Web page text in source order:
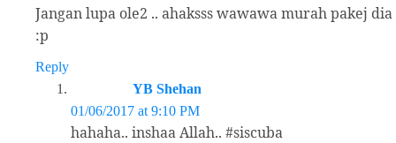
Jangan lupa ole2 .. ahaksss wawawa murah pakej dia
:p
Reply
YB Shehan
01/06/2017 at 9:10 PM
hahaha.. inshaa Allah.. #siscuba